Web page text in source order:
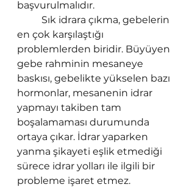
başvurulmalıdır.
Sık idrara çıkma, gebelerin
en çok karşılaştığı
problemlerden biridir. Büyüyen
gebe rahminin mesaneye
baskısı, gebelikte yükselen bazı
hormonlar, mesanenin idrar
yapmayı takiben tam
boşalamaması durumunda
ortaya çıkar. İdrar yaparken
yanma şikayeti eşlik etmediği
sürece idrar yolları ile ilgili bir
probleme işaret etmez.